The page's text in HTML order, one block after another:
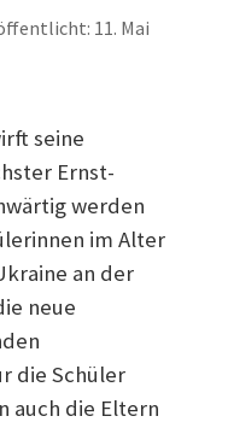
11. Mai
seine
Ernst-
werden
im Alter
an der
neue
die Schüler
auch die Eltern